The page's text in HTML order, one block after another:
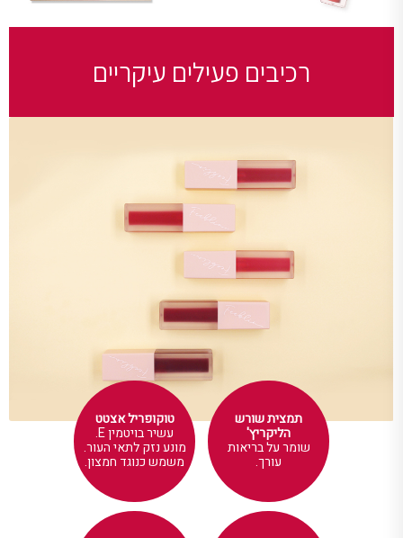
רכיבים פעילים עיקריים
תמצית שורש
הליקריץ'
שומר על בריאות
עורך.
טוקופריל אצטט
עשיר בויטמין E.
מונע נזק לתאי העור.
משמש כנוגד חמצון.